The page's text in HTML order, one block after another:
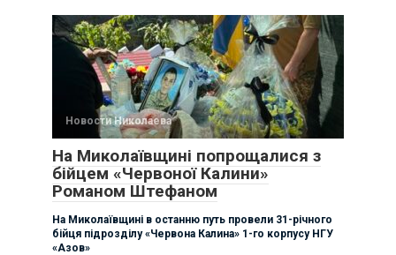
Новости Николаева
На Миколаївщині попрощалися з
бійцем «Червоної Калини»
Романом Штефаном
На Миколаївщині в останню путь провели 31-річного
бійця підрозділу «Червона Калина» 1-го корпусу НГУ
«Азов»